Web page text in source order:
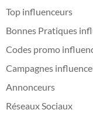
Top influenceurs
Bonnes Pratiques
Codes promo
Campagnes
Annonceurs
Réseaux Sociaux